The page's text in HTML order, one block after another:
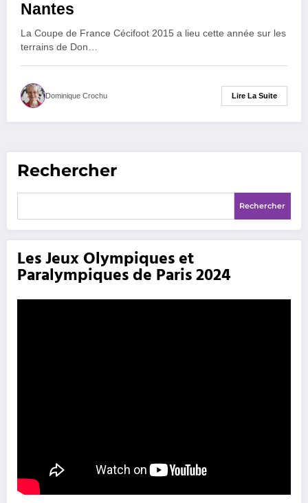
Nantes
La Coupe de France Cécifoot 2015 a lieu cette année sur les
terrains de Don…
Dominique Crochu Lire La Suite
Rechercher
Rechercher
Les Jeux Olympiques et
Paralympiques de Paris 2024